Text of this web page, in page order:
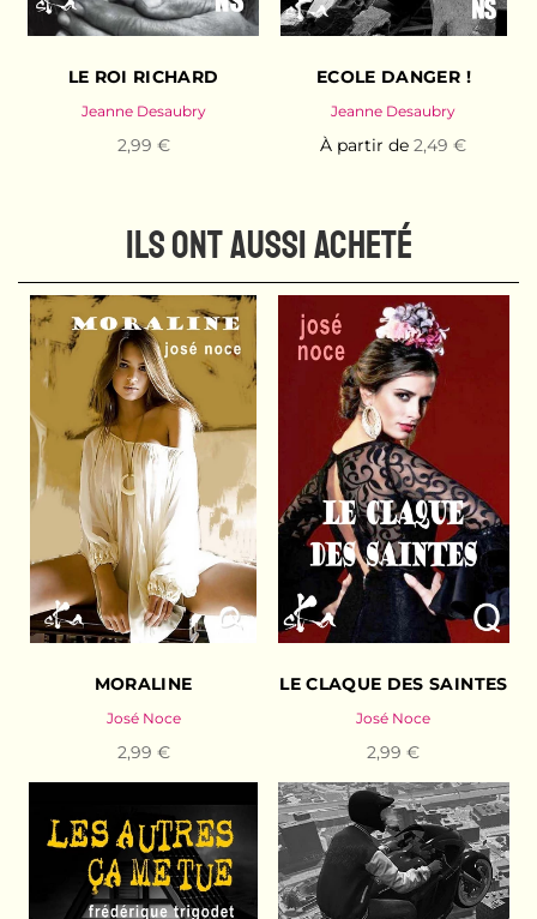
LE ROI RICHARD
Jeanne Desaubry
2,99 €
ECOLE DANGER !
Jeanne Desaubry
À partir de2,49 €
ILS ONT AUSSI ACHETÉ
MORALINE
José Noce
2,99 €
LE CLAQUE DES SAINTES
José Noce
2,99 €